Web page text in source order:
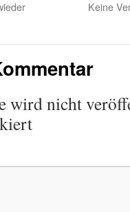
Keine
wird nicht